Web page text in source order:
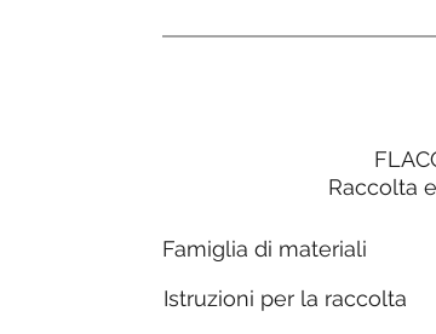
Raccolta
Famiglia di materiali
Istruzioni per la raccolta